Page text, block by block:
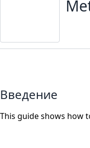
Введение
This guide shows how